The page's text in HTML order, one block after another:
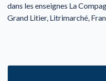
dans les enseignes La
Grand Litier, Litrimarché,